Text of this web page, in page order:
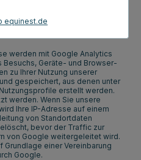
werden mit Google Analytics
Geräte- und Browser-
zu Ihrer Nutzung unserer
gespeichert, aus denen unter
erstellt werden.
werden. Wenn Sie unsere
Ihre IP-Adresse auf einem
von Standortdaten
bevor der Traffic zur
von Google weitergeleitet wird.
einer Vereinbarung
Google.
equinest.de